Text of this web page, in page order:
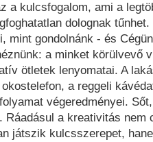
a kulcsfogalom, ami a
dolognak
mint gondolnánk - és
a minket körülvevő
ötletek lenyomatai. A
a reggeli
végeredményei.
Ráadásul a kreativitás nem
játszik kulcsszerepet,